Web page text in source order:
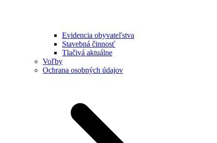
Evidencia obyvateľstva
Stavebná činnosť
Tlačivá aktuálne
Voľby
Ochrana osobných údajov